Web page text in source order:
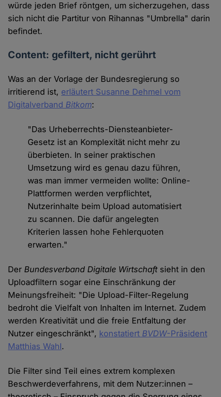
würde jeden Brief röntgen, um sicherzugehen, dass
sich nicht die Partitur von Rihannas "Umbrella" darin
befindet.
Content: gefiltert, nicht gerührt
Was an der Vorlage der Bundesregierung so
irritierend ist, erläutert Susanne Dehmel vom
Digitalverband Bitkom:
"Das Urheberrechts-Diensteanbieter-
Gesetz ist an Komplexität nicht mehr zu
überbieten. In seiner praktischen
Umsetzung wird es genau dazu führen,
was man immer vermeiden wollte: Online-
Plattformen werden verpflichtet,
Nutzerinhalte beim Upload automatisiert
zu scannen. Die dafür angelegten
Kriterien lassen hohe Fehlerquoten
erwarten."
DerBundesverband Digitale Wirtschaftsieht in den
Uploadfiltern sogar eine Einschränkung der
Meinungsfreiheit: "Die Upload-Filter-Regelung
bedroht die Vielfalt von Inhalten im Internet. Zudem
werden Kreativität und die freie Entfaltung der
Nutzer eingeschränkt", konstatiert BVDW-Präsident
Matthias Wahl.
Die Filter sind Teil eines extrem komplexen
Beschwerdeverfahrens, mit dem Nutzer:innen –